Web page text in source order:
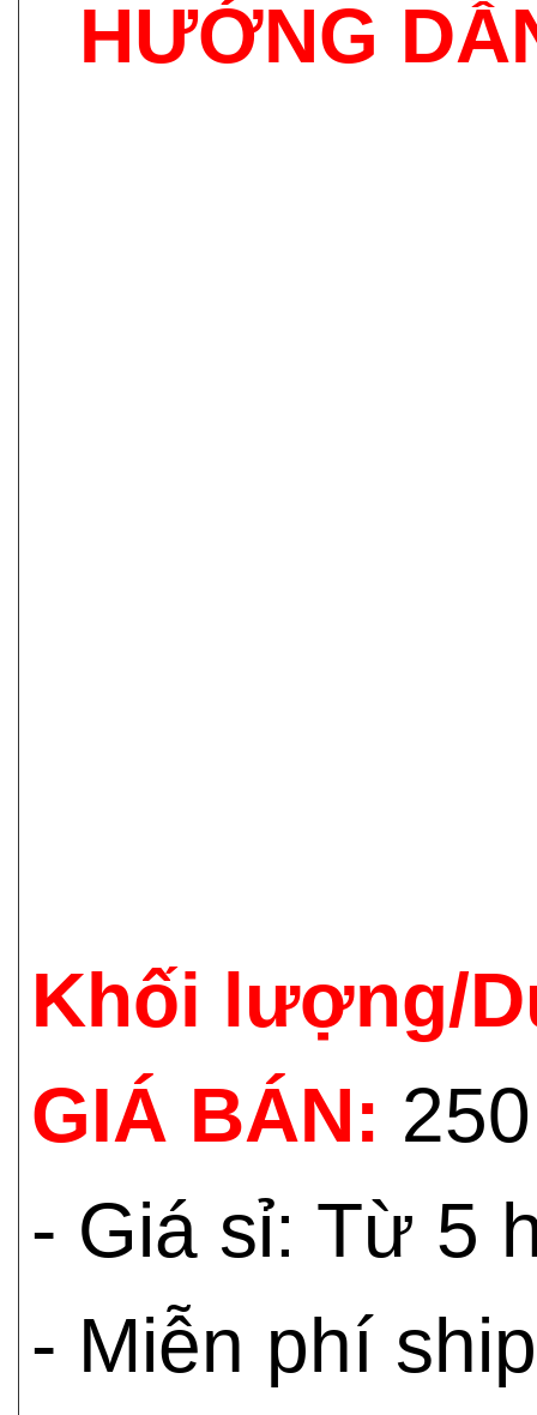
HƯỚNG
Khối lượng/
GIÁ BÁN:
- Giá sỉ: Từ 5
- Miễn phí